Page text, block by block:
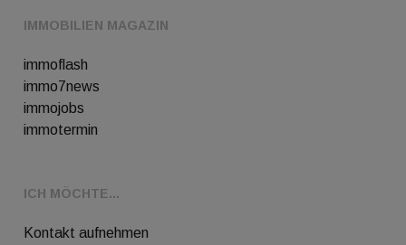
IMMOBILIEN MAGAZIN
immoflash
immo7news
immojobs
immotermin
ICH MÖCHTE...
Kontakt aufnehmen